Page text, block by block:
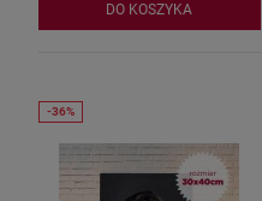
DO KOSZYKA